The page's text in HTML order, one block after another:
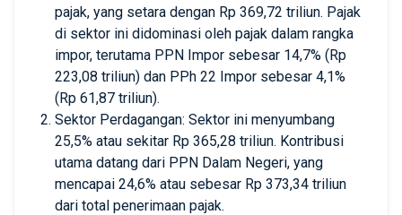
pajak, yang setara dengan Rp 369,72 triliun. Pajak
di sektor ini didominasi oleh pajak dalam rangka
impor, terutama PPN Impor sebesar 14,7% (Rp
223,08 triliun) dan PPh 22 Impor sebesar 4,1%
(Rp 61,87 triliun).
Sektor Perdagangan: Sektor ini menyumbang
25,5% atau sekitar Rp 365,28 triliun. Kontribusi
utama datang dari PPN Dalam Negeri, yang
mencapai 24,6% atau sebesar Rp 373,34 triliun
dari total penerimaan pajak.